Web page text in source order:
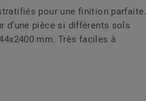
pour une finition parfaite.
d’une pièce si différents sols
mm. Très faciles à